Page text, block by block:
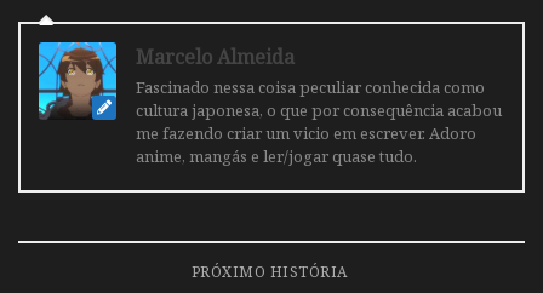
Marcelo Almeida
Fascinado nessa coisa peculiar conhecida como
cultura japonesa, o que por consequência acabou
me fazendo criar um vicio em escrever. Adoro
anime, mangás e ler/jogar quase tudo.
PRÓXIMO HISTÓRIA